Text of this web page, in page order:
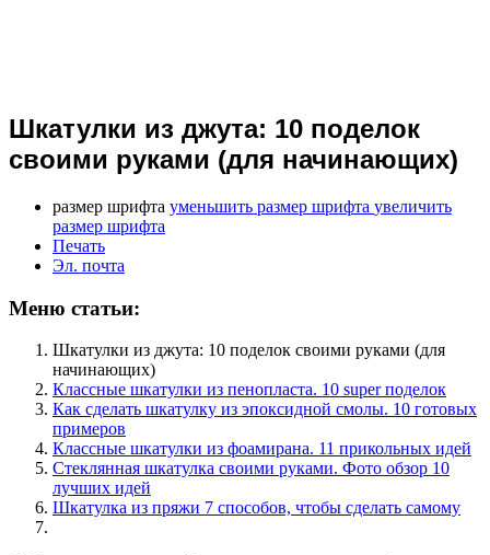
Шкатулки из джута: 10 поделок
своими руками (для начинающих)
размер шрифта уменьшить размер шрифта увеличить
размер шрифта
Печать
Эл. почта
Меню статьи:
Шкатулки из джута: 10 поделок своими руками (для
начинающих)
Классные шкатулки из пенопласта. 10 super поделок
Как сделать шкатулку из эпоксидной смолы. 10 готовых
примеров
Классные шкатулки из фоамирана. 11 прикольных идей
Стеклянная шкатулка своими руками. Фото обзор 10
лучших идей
Шкатулка из пряжи 7 способов, чтобы сделать самому